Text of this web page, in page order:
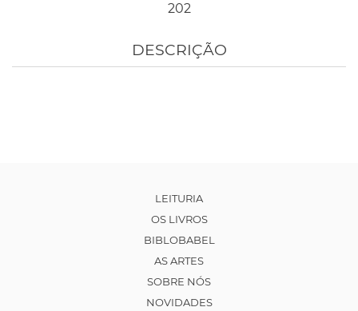
202
DESCRIÇÃO
LEITURIA
OS LIVROS
BIBLOBABEL
AS ARTES
SOBRE NÓS
NOVIDADES